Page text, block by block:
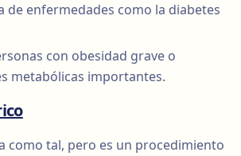
de enfermedades como la diabetes
con obesidad grave o
metabólicas importantes.
como tal, pero es un procedimiento